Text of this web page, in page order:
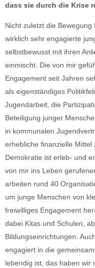
dass sie durch die Krise
Nicht zuletzt die
wirklich sehr engagierte
selbstbewusst mit ihren
einmischt. Die von mir
Engagement seit Jahren
als eigenständiges
Jugendarbeit, die
Beteiligung junger
in kommunalen
erhebliche finanzielle Mittel
Demokratie ist erleb- und
von mir ins Leben
arbeiten rund 40
um junge Menschen von
freiwilliges Engagement
dabei Kitas und Schulen,
Bildungseinrichtungen.
engagiert in die
lebendig ist, das haben wir